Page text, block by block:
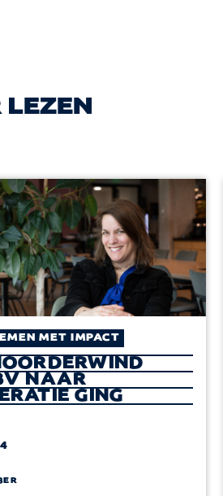
LEZEN
MET IMPACT
NAAR
GING